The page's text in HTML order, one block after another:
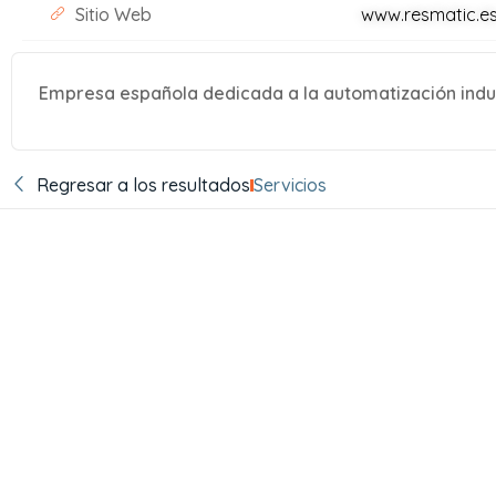
Sitio Web www.resmatic.es
Empresa española dedicada a la automatización
Regresar a los resultadosServicios